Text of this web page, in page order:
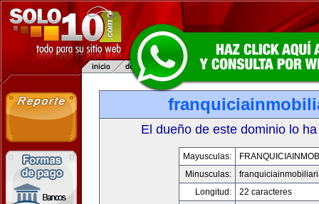
El dueño de este dominio lo
Mayusculas:
Minusculas:
Longitud:
22 caracteres